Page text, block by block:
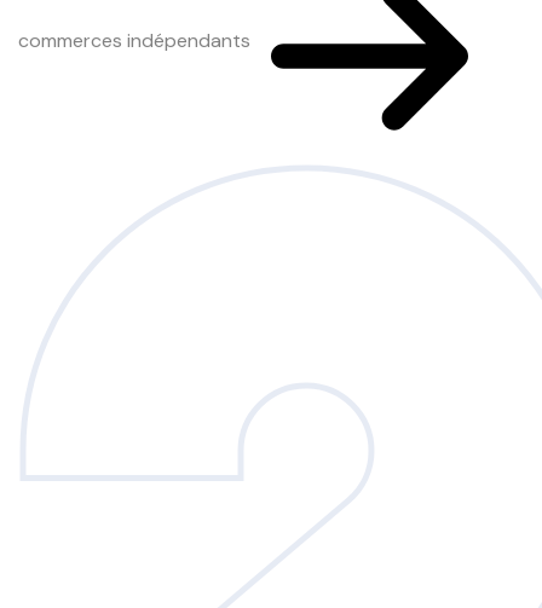
commerces indépendants